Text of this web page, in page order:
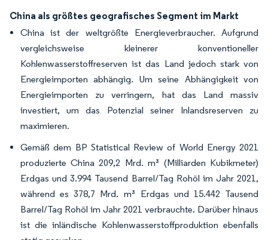
China als größtes geografisches Segment im Markt
China ist der weltgrößte Energieverbraucher. Aufgrund
vergleichsweise kleinerer konventioneller
Kohlenwasserstoffreserven ist das Land jedoch stark von
Energieimporten abhängig. Um seine Abhängigkeit von
Energieimporten zu verringern, hat das Land massiv
investiert, um das Potenzial seiner Inlandsreserven zu
maximieren.
Gemäß dem BP Statistical Review of World Energy 2021
produzierte China 209,2 Mrd. m³ (Milliarden Kubikmeter)
Erdgas und 3.994 Tausend Barrel/Tag Rohöl im Jahr 2021,
während es 378,7 Mrd. m³ Erdgas und 15.442 Tausend
Barrel/Tag Rohöl im Jahr 2021 verbrauchte. Darüber hinaus
ist die inländische Kohlenwasserstoffproduktion ebenfalls